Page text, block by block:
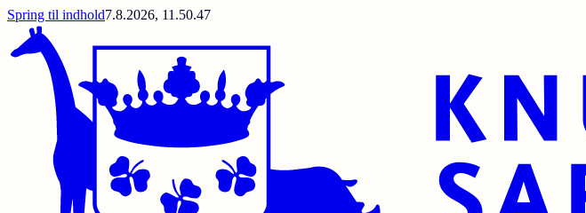
Spring til indhold7.8.2026, 11.50.47